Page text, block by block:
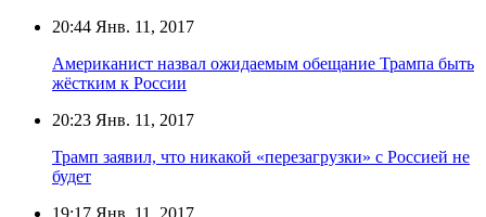
20:44 Янв. 11, 2017
Американист назвал ожидаемым обещание Трампа быть
жёстким к России
20:23 Янв. 11, 2017
Трамп заявил, что никакой «перезагрузки» с Россией не
будет
19:17 Янв. 11, 2017